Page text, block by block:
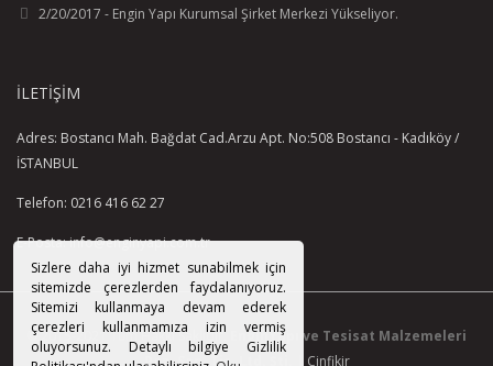
Sizlere daha iyi hizmet sunabilmek için
sitemizde çerezlerden faydalanıyoruz.
Sitemizi kullanmaya devam ederek
çerezleri kullanmamıza izin vermiş
oluyorsunuz. Detaylı bilgiye Gizlilik
kapak malzemeleri: plastik
bağlantı dişlisi Rp ¾
rotasyon açısından simetrik montaj
maksimum montaj derinliği: 80 mm
maksimum montaj derinliği: 108 mm
2/20/2017 - Engin Yapı Kurumsal Şirket Merkezi Yükseliyor.
İLETIŞIM
Adres: Bostancı Mah. Bağdat Cad.Arzu Apt. No:508 Bostancı - Kadıköy /
İSTANBUL
Telefon: 0216 416 62 27
E-Posta: info@enginyapi.com.tr
© 2015-2021 Tüm Hakkı Saklıdır.
EnginYapı ve Tesisat Malzemeleri
Paz. San. Tic. Ltd. Şti.
Cinfikir